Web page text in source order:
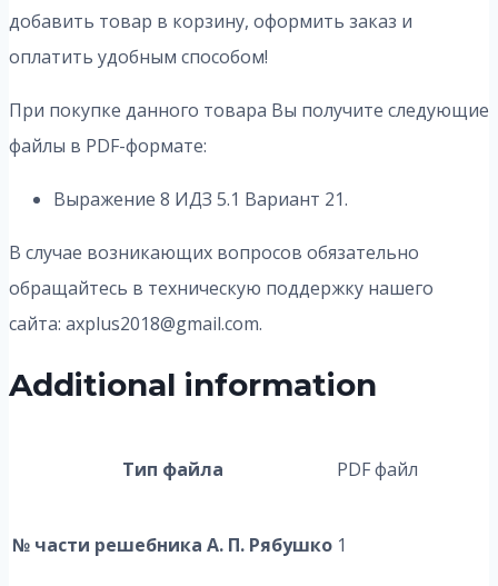
добавить товар в корзину, оформить заказ и
оплатить удобным способом!
При покупке данного товара Вы получите следующие
файлы в PDF-формате:
Выражение 8 ИДЗ 5.1 Вариант 21.
В случае возникающих вопросов обязательно
обращайтесь в техническую поддержку нашего
сайта: axplus2018@gmail.com.
Additional information
Тип файла PDF файл
№ части решебника А. П. Рябушко 1